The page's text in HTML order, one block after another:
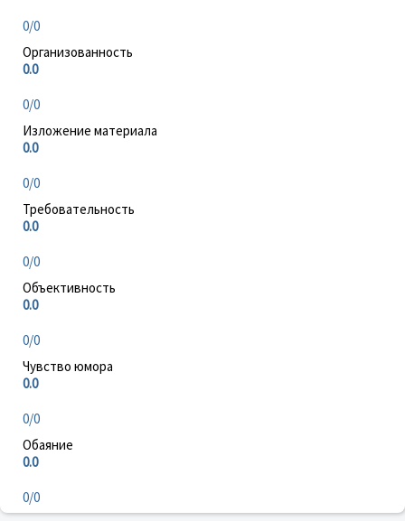
0/0
Организованность
0.0
0/0
Изложение материала
0.0
0/0
Требовательность
0.0
0/0
Объективность
0.0
0/0
Чувство юмора
0.0
0/0
Обаяние
0.0
0/0